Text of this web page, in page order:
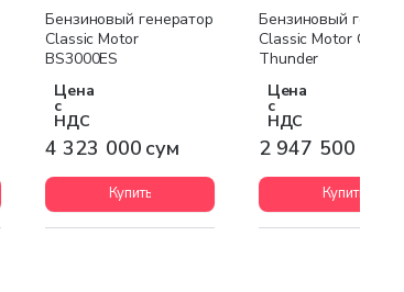
Бесплатная доставка
Бензиновый генератор
Classic Motor
BS3000ES
Цена
с
НДС
4 323 000 сум
Купить
Бесплатная доставка
Бензиновый
Classic Motor
Thunder
Цена
с
НДС
2 947 500 сум
Купить